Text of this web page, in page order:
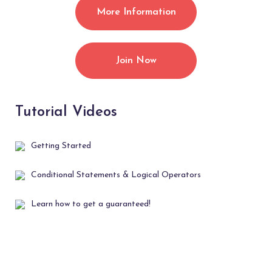
More Information
Join Now
Tutorial Videos
Getting Started
Conditional Statements & Logical Operators
Learn how to get a guaranteed!